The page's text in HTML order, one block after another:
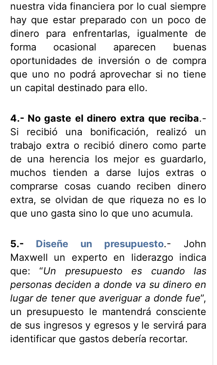
nuestra vida financiera por lo cual siempre
hay que estar preparado con un poco de
dinero para enfrentarlas, igualmente de
forma ocasional aparecen buenas
oportunidades de inversión o de compra
que uno no podrá aprovechar si no tiene
un capital destinado para ello.
4.- No gaste el dinero extra que reciba.-
Si recibió una bonificación, realizó un
trabajo extra o recibió dinero como parte
de una herencia los mejor es guardarlo,
muchos tienden a darse lujos extras o
comprarse cosas cuando reciben dinero
extra, se olvidan de que riqueza no es lo
que uno gasta sino lo que uno acumula.
5.- Diseñe un presupuesto.- John
Maxwell un experto en liderazgo indica
que: “Un presupuesto es cuando las
personas deciden a donde va su dinero en
lugar de tener que averiguar a donde fue”,
un presupuesto le mantendrá consciente
de sus ingresos y egresos y le servirá para
identificar que gastos debería recortar.